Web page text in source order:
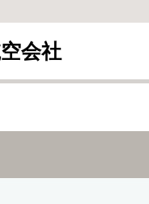
会社